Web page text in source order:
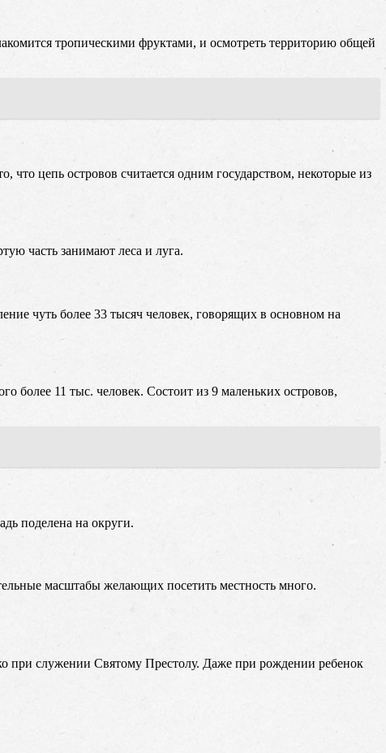
тропическими фруктами, и осмотреть территорию общей
цепь островов считается одним государством, некоторые из
часть занимают леса и луга.
чуть более 33 тысяч человек, говорящих в основном на
более 11 тыс. человек. Состоит из 9 маленьких островов,
поделена на округи.
масштабы желающих посетить местность много.
при служении Святому Престолу. Даже при рождении ребенок